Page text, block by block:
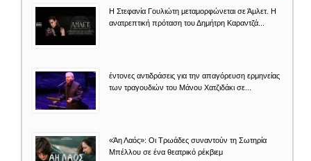
Η Στεφανία Γουλιώτη μεταμορφώνεται σε Άμλετ. Η
ανατρεπτική πρόταση του Δημήτρη Καραντζά...
έντονες αντιδράσεις για την απαγόρευση ερμηνείας
των τραγουδιών του Μάνου Χατζιδάκι σε...
«Άη Λαός»: Οι Τρωάδες συναντούν τη Σωτηρία
Μπέλλου σε ένα θεατρικό ρέκβιεμ